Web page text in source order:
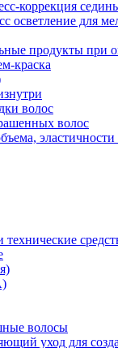
коррекция
осветление для
продукты при
краска
волос
волос
эластичности
волосы
уход для